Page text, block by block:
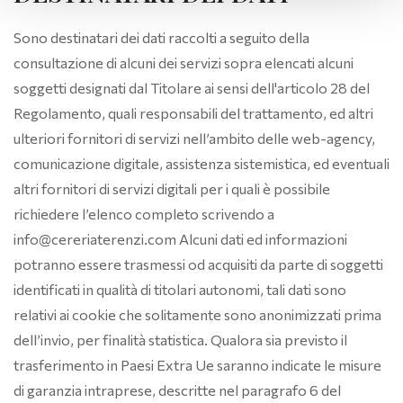
Sono destinatari dei dati raccolti a seguito della
consultazione di alcuni dei servizi sopra elencati alcuni
soggetti designati dal Titolare ai sensi dell'articolo 28 del
Regolamento, quali responsabili del trattamento, ed altri
ulteriori fornitori di servizi nell’ambito delle web-agency,
comunicazione digitale, assistenza sistemistica, ed eventuali
altri fornitori di servizi digitali per i quali è possibile
richiedere l’elenco completo scrivendo a
info@cereriaterenzi.com Alcuni dati ed informazioni
potranno essere trasmessi od acquisiti da parte di soggetti
identificati in qualità di titolari autonomi, tali dati sono
relativi ai cookie che solitamente sono anonimizzati prima
dell’invio, per finalità statistica. Qualora sia previsto il
trasferimento in Paesi Extra Ue saranno indicate le misure
di garanzia intraprese, descritte nel paragrafo 6 del